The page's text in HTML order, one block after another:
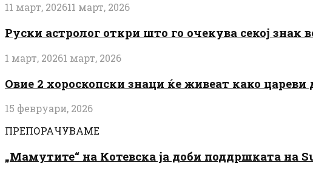
11 март, 202611 март, 2026
Руски астролог откри што го очекува секој знак
1 март, 20261 март, 2026
Овие 2 хороскопски знаци ќе живеат како
15 февруари, 2026
ПРЕПОРАЧУВАМЕ
„Мамутите“ на Котевска ја доби поддршката на